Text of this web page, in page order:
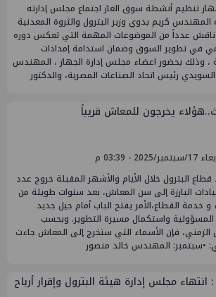
تنظيم أنشطة سوق الغاز اجتماع مجلس إدارته
المهندس كريم بدوي وزير البترول والثروة المعدنية
عدداً من الموضوعات المهمة التي تعكس دوره
في تطوير السوق وضمان استدامة إمدادات
، وذلك بحضور اعضاء مجلس إدارة الجهاز ، المهندس
رئيس اتحاد الصناعات المصرية، والدكتور
يخرجون للمعاش قريباً
2025 - 03:39 م
البترول خلال الأيام والأشهر المقبلة خروج عدد
البارزة إلى سن المعاش، بعد سنوات طويلة من
و خدمة القطاع،الأمر يفتح الباب أمام جيل جديد
المسؤولية واستكمال مسيرة التطوير. وبحسب
الزمني، فإن الأسماء التي ستخرج إلى المعاش جاءت
•سبتمبر: المهندس خالد منصور
انتهاء مجلس إدارة هيئة البترول وإقرار أرباح